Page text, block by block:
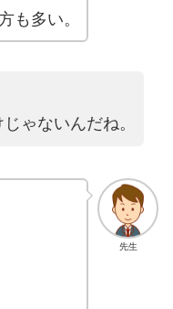
も多い。
ゃないんだね。
先生